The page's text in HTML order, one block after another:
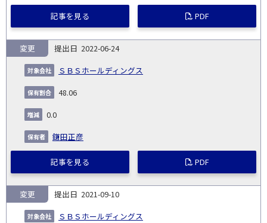
記事を見る PDF
2022-06-24
ＳＢＳホールディングス
変更
48.06
0.0
鎌田正彦
記事を見る PDF
2021-09-10
ＳＢＳホールディングス
変更